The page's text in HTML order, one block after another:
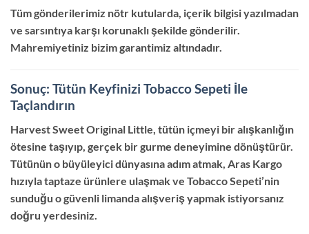
Tüm gönderilerimiz nötr kutularda, içerik bilgisi yazılmadan
ve sarsıntıya karşı korunaklı şekilde gönderilir.
Mahremiyetiniz bizim garantimiz altındadır.
Sonuç: Tütün Keyfinizi Tobacco Sepeti İle
Taçlandırın
Harvest Sweet Original Little, tütün içmeyi bir alışkanlığın
ötesine taşıyıp, gerçek bir gurme deneyimine dönüştürür.
Tütünün o büyüleyici dünyasına adım atmak, Aras Kargo
hızıyla taptaze ürünlere ulaşmak ve Tobacco Sepeti’nin
sunduğu o güvenli limanda alışveriş yapmak istiyorsanız
doğru yerdesiniz.